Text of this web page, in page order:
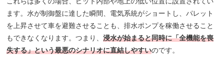
ます。水が制御盤に達した瞬間、電気系統がショートし、パレット
を上昇させて車を避難させることも、排水ポンプを稼働させること
もできなくなります。つまり、浸水が始まると同時に「全機能を喪
失する」という最悪のシナリオに直結しやすいのです。